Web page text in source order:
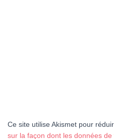
Ce site utilise Akismet pour
sur la façon dont les données